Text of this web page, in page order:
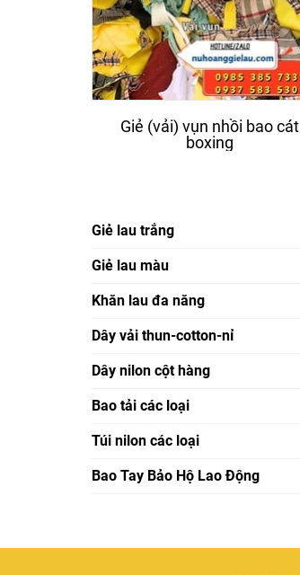
Giẻ (vải) vụn nhồi bao cát
boxing
Giẻ lau trắng
Giẻ lau màu
Khăn lau đa năng
Dây vải thun-cotton-nỉ
Dây nilon cột hàng
Bao tải các loại
Túi nilon các loại
Bao Tay Bảo Hộ Lao Động